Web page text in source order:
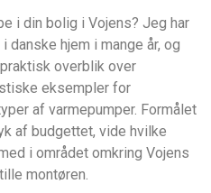
i din bolig i Vojens? Jeg har
danske hjem i mange år, og
overblik over
eksempler for
af varmepumper. Formålet
af budgettet, vide hvilke
i området omkring Vojens
montøren.